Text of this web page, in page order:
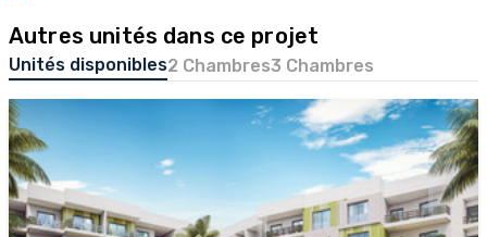
Autres unités dans ce projet
Unités disponibles2 Chambres3 Chambres